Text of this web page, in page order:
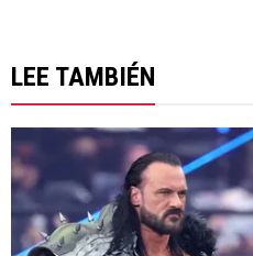
LEE TAMBIÉN